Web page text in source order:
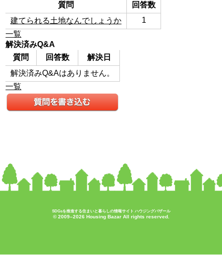
質問
回答数
建てられる土地なんでしょうか
1
一覧
解決済みQ&A
質問
回答数
解決日
解決済みQ&Aはありません。
一覧
SDGsを推進する住まいと暮らしの情報サイト ハウジングバザール
© 2009–2026 Housing Bazar All rights reserved.